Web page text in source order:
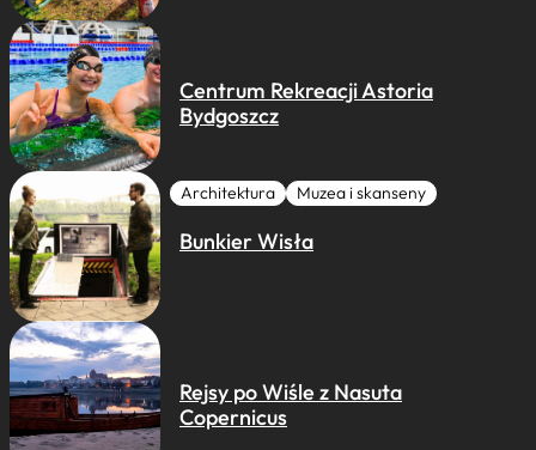
Centrum Rekreacji Astoria
Bydgoszcz
Architektura Muzea i skanseny
Bunkier Wisła
Rejsy po Wiśle z Nasuta
Copernicus